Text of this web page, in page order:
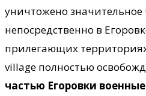
уничтожено значительное
непосредственно в
прилегающих
village полностью
частью Егоровки